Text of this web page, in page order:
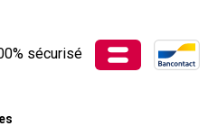
sécurisé